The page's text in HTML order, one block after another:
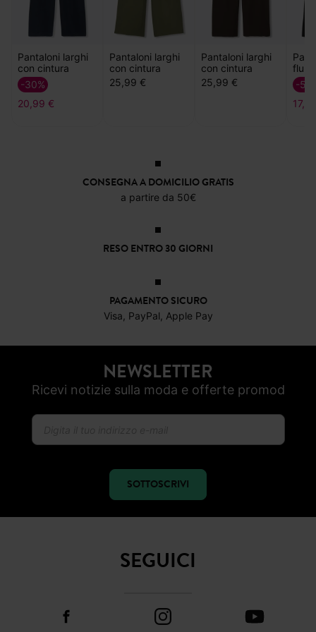
Pantaloni larghi
con cintura
20,99 €
-30%
Pantaloni larghi
con cintura
25,99 €
Pantaloni larghi
con cintura
25,99 €
fluidi
-
CONSEGNA A DOMICILIO GRATIS
a partire da 50€
RESO ENTRO 30 GIORNI
PAGAMENTO SICURO
Visa, PayPal, Apple Pay
NEWSLETTER
Ricevi notizie sulla moda e offerte promod
SOTTOSCRIVI
SEGUICI